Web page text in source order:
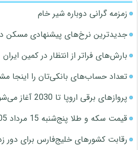
زمزمه گرانی دوباره شیر خام
جدیدترین نرخ‌های پیشنهادی مسکن در 10 محله
بارش‌های فراتر از انتظار در کمین ایران
تعداد حساب‌های بانکی‌تان را اینجا
پروازهای برقی اروپا تا 2030 آغاز می‌شود
قیمت سکه و طلا پنج‌شنبه 15 مرداد 1405
رقابت کشورهای خلیج‌فارس برای دور